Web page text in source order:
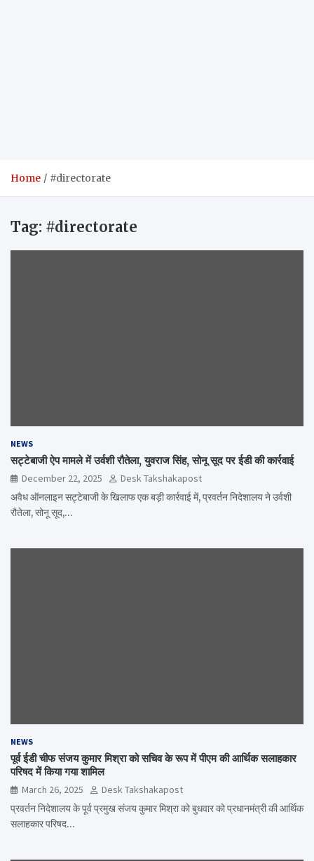
Home #directorate
Tag: #directorate
NEWS
सट्टेबाजी ऐप मामले में उर्वशी रौतेला, युवराज सिंह, सोनू सूद पर ईडी की कार्रवाई
December 22, 2025
Desk Takshakapost
अवैध ऑनलाइन सट्टेबाजी के खिलाफ एक बड़ी कार्रवाई में, प्रवर्तन निदेशालय ने उर्वशी
रौतेला, सोनू सूद,…
NEWS
पूर्व ईडी चीफ संजय कुमार मिश्रा को सचिव के रूप में पीएम की आर्थिक सलाहकार
परिषद में किया गया शामिल
March 26, 2025
Desk Takshakapost
प्रवर्तन निदेशालय के पूर्व प्रमुख संजय कुमार मिश्रा को बुधवार को प्रधानमंत्री की आर्थिक
सलाहकार परिषद…